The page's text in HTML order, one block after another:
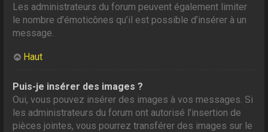
Les administrateurs du forum peuvent également limiter
le nombre d’émoticônes qu’il est possible d’insérer à un
message.
Haut
Puis-je insérer des images ?
Oui, vous pouvez insérer des images à vos messages. Si
les administrateurs du forum ont autorisé l’insertion de
pièces jointes, vous pourrez transférer des images sur le